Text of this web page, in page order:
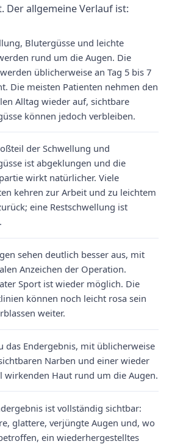
Der allgemeine Verlauf ist:
Blutergüsse und leichte
rund um die Augen. Die
üblicherweise an Tag 5 bis 7
Die meisten Patienten nehmen den
Alltag wieder auf, sichtbare
können jedoch verbleiben.
der Schwellung und
ist abgeklungen und die
wirkt natürlicher. Viele
kehren zur Arbeit und zu leichtem
eine Restschwellung ist
sehen deutlich besser aus, mit
Anzeichen der Operation.
Sport ist wieder möglich. Die
können noch leicht rosa sein
weiter.
das Endergebnis, mit üblicherweise
Narben und einer wieder
wirkenden Haut rund um die Augen.
ist vollständig sichtbar:
glattere, verjüngte Augen und, wo
ein wiederhergestelltes